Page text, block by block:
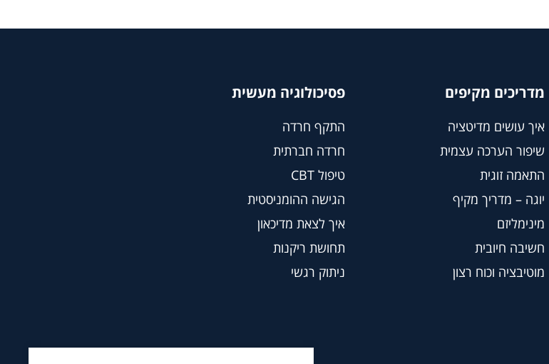
מדריכים מקיפים
איך עושים מדיטציה
שיפור הערכה עצמית
התאמה זוגית
יוגה – מדריך מקיף
מינימליזם
חשיבה חיובית
מוטיבציה וכוח רצון
פסיכולוגיה מעשית
התקף חרדה
חרדה חברתית
טיפול CBT
הגישה ההומניסטית
איך לצאת מדיכאון
תחושת ריקנות
ניתוק רגשי